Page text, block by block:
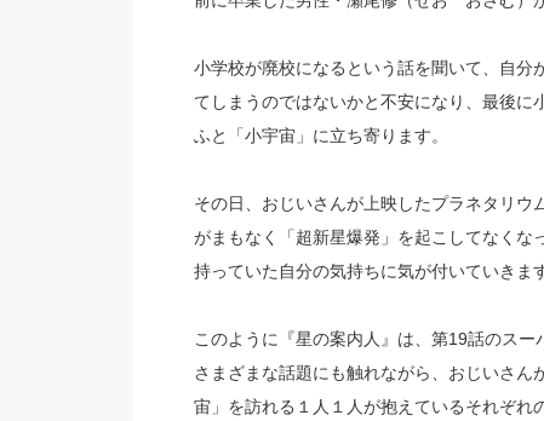
小学校が廃校になるという話を聞いて、自分
てしまうのではないかと不安になり、最後
ふと「小宇宙」に立ち寄ります。
その日、おじいさんが上映したプラネタリウ
がまもなく「超新星爆発」を起こしてなくな
持っていた自分の気持ちに気が付いていきます
このように『星の案内人』は、第19話のス
さまざまな話題にも触れながら、おじいさ
宙」を訪れる１人１人が抱えているそれぞれ